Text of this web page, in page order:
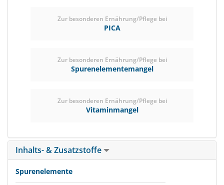
Zur besonderen Ernährung/Pflege bei
PICA
Zur besonderen Ernährung/Pflege bei
Spurenelementemangel
Zur besonderen Ernährung/Pflege bei
Vitaminmangel
Inhalts- & Zusatzstoffe
Spurenelemente